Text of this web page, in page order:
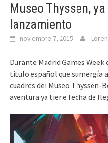
Museo Thyssen,
lanzamiento
noviembre 7, 2015
Durante Madrid Games Week
título español que sumergía
cuadros del Museo Thyssen-
aventura ya tiene fecha de